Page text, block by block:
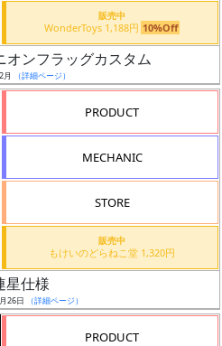
販売中
WonderToys 1,188円 10%Off
オンフラッグカスタム
月 （詳細ページ）
PRODUCT
MECHANIC
STORE
販売中
もけいのどらねこ堂 1,320円
星仕様
26日 （詳細ページ）
PRODUCT